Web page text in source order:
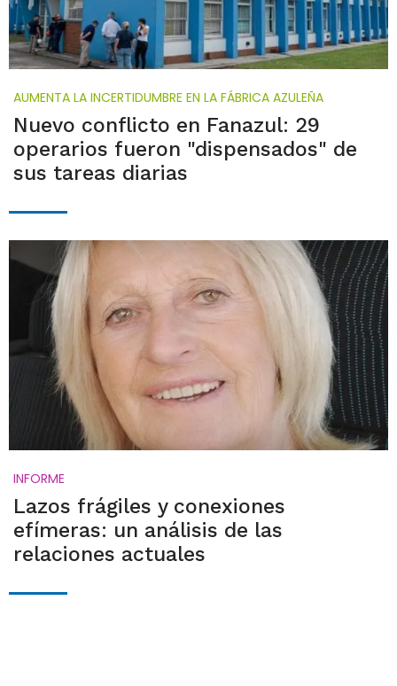
AUMENTA LA INCERTIDUMBRE EN LA FÁBRICA AZULEÑA
Nuevo conflicto en Fanazul: 29
operarios fueron "dispensados" de
sus tareas diarias
INFORME
Lazos frágiles y conexiones
efímeras: un análisis de las
relaciones actuales